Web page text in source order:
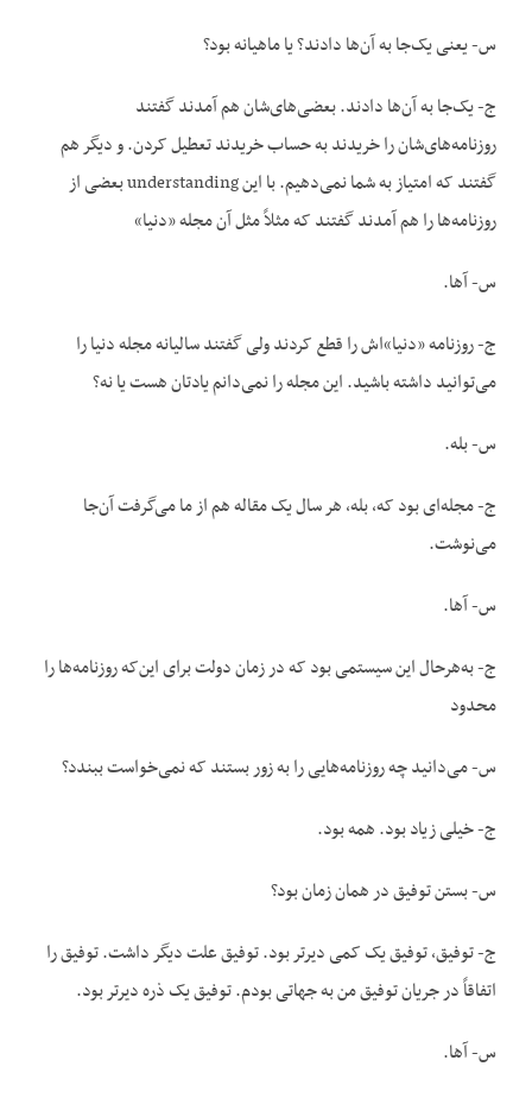
س- یعنی یک‌جا به آن‌ها دادند؟ یا ماهیانه بود؟
ج- یک‌جا به آن‌ها دادند. بعضی‌های‌شان هم آمدند گفتند
روزنامه‌های‌شان را خریدند به حساب خریدند تعطیل کردن. و دیگر هم
گفتند که امتیاز به شما نمی‌دهیم. با این understanding بعضی از
روزنامه‌ها را هم آمدند گفتند که مثلاً مثل آن مجله «دنیا»
س- آها.
ج- روزنامه «دنیا»اش را قطع کردند ولی گفتند سالیانه مجله دنیا را
می‌توانید داشته باشید. این مجله را نمی‌دانم یادتان هست یا نه؟
س- بله.
ج- مجله‌ای بود که، بله، هر سال یک مقاله هم از ما می‌گرفت آن‌جا
می‌نوشت.
س- آها.
ج- به‌هرحال این سیستمی بود که در زمان دولت برای این‌که روزنامه‌ها را
محدود
س- می‌دانید چه روزنامه‌هایی را به زور بستند که نمی‌خواست ببندد؟
ج- خیلی زیاد بود. همه بود.
س- بستن توفیق در همان زمان بود؟
ج- توفیق، توفیق یک کمی دیرتر بود. توفیق علت دیگر داشت. توفیق را
اتفاقاً در جریان توفیق من به جهاتی بودم. توفیق یک ذره دیرتر بود.
س- آها.